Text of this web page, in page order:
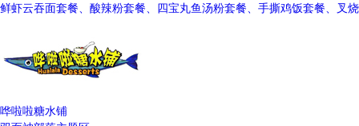
鲜虾云吞面套餐、酸辣粉套餐、四宝丸鱼汤粉套餐、手撕鸡饭套餐、叉
哗啦啦糖水铺